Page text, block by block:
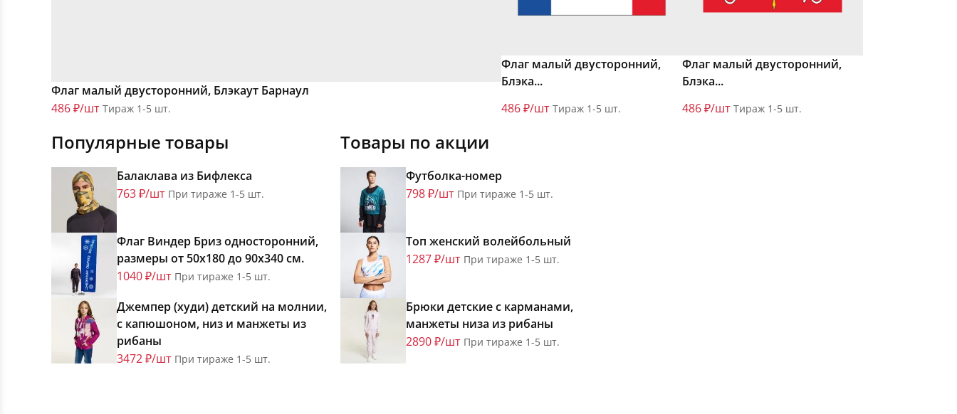
Флаг малый двусторонний, Блэкаут Барнаул
486 ₽/шт Тираж 1-5 шт.
Флаг малый двусторонний,
Блэка...
486 ₽/шт Тираж 1-5 шт.
Флаг малый двусторонний,
Блэка...
486 ₽/шт Тираж 1-5 шт.
Популярные товары
Балаклава из Бифлекса
763 ₽/шт При тираже 1-5 шт.
Флаг Виндер Бриз односторонний,
размеры от 50х180 до 90х340 см.
1040 ₽/шт При тираже 1-5 шт.
Джемпер (худи) детский на молнии,
с капюшоном, низ и манжеты из
рибаны
3472 ₽/шт При тираже 1-5 шт.
Товары по акции
Футболка-номер
798 ₽/шт При тираже 1-5 шт.
Топ женский волейбольный
1287 ₽/шт При тираже 1-5 шт.
Брюки детские с карманами,
манжеты низа из рибаны
2890 ₽/шт При тираже 1-5 шт.